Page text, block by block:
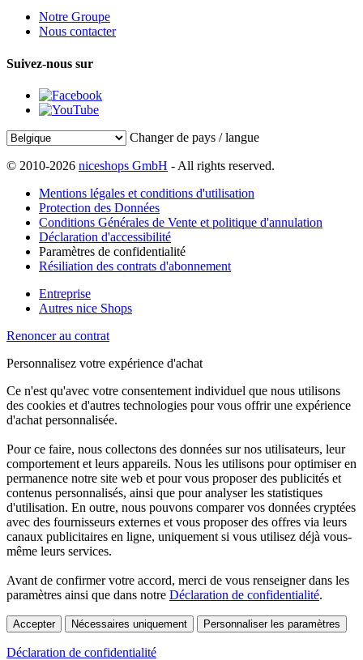
Notre Groupe
Nous contacter
Suivez-nous sur
Changer de pays / langue
© 2010-2026 niceshops GmbH - All rights reserved.
Mentions légales et conditions d'utilisation
Protection des Données
Conditions Générales de Vente et politique d'annulation
Déclaration d'accessibilité
Paramètres de confidentialité
Résiliation des contrats d'abonnement
Entreprise
Autres nice Shops
Renoncer au contrat
Personnalisez votre expérience d'achat
Ce n'est qu'avec votre consentement individuel que nous utilisons
des cookies et d'autres technologies pour vous offrir une expérience
d'achat personnalisée.
Pour ce faire, nous collectons des données sur nos utilisateurs, leur
comportement et leurs appareils. Nous les utilisons pour optimiser en
permanence notre site web et pour vous proposer des publicités et
contenus personnalisés, ainsi que pour analyser les statistiques
d'utilisation. En outre, nous pouvons comparer vos données cryptées
avec des fournisseurs externes et vous proposer des offres via leurs
canaux publicitaires en ligne, uniquement si vous utilisez déjà vous-
même leurs services.
Avant de confirmer votre accord, merci de vous renseigner dans les
paramètres ainsi que dans notre Déclaration de confidentialité.
Accepter Nécessaires uniquement Personnaliser les paramètres
Déclaration de confidentialité